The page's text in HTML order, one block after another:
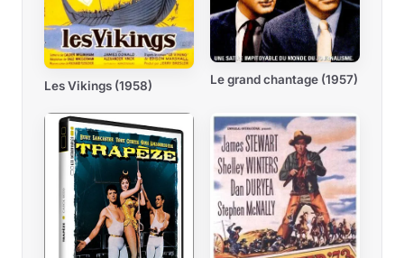
Les Vikings (1958) Le grand chantage (1957)